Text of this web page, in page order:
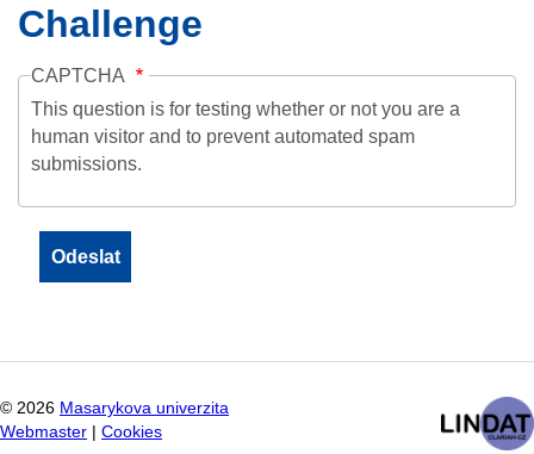
Challenge
CAPTCHA
This question is for testing whether or not you are a
human visitor and to prevent automated spam
submissions.
© 2026 Masarykova univerzita
Webmaster
Cookies